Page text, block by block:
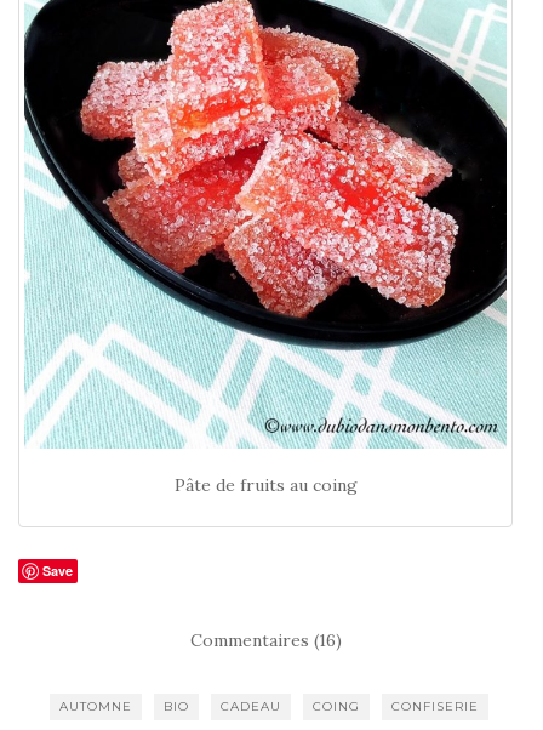
Pâte de fruits au coing
Save
Commentaires (16)
AUTOMNE BIO CADEAU COING CONFISERIE